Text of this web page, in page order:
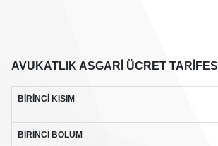
AVUKATLIK ASGARİ ÜCRET TARİFESİ
BİRİNCİ KISIM
BİRİNCİ BÖLÜM